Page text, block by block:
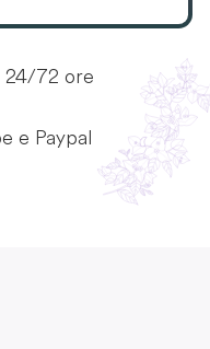
24/72 ore
e Paypal